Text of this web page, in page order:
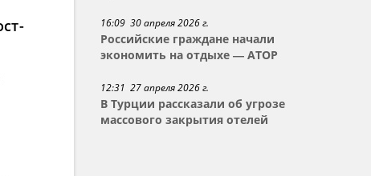
16:09 30 апреля 2026 г.
Российские граждане начали
экономить на отдыхе — АТОР
12:31 27 апреля 2026 г.
В Турции рассказали об угрозе
массового закрытия отелей